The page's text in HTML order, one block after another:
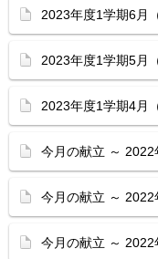
2023年度1学期6月
2023年度1学期5月
2023年度1学期4月
今月の献立 ～ 2022
今月の献立 ～ 2022
今月の献立 ～ 2022